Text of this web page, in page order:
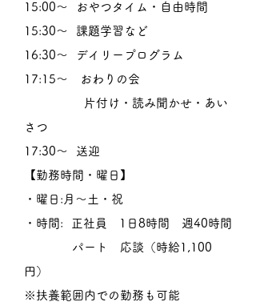
15:00〜 おやつタイム・自由時間
15:30〜 課題学習など
16:30〜 デイリープログラム
17:15〜 おわりの会
片付け・読み聞かせ・あい
さつ
17:30〜 送迎
【勤務時間・曜日】
・曜日:月〜土・祝
・時間: 正社員 1日8時間 週40時間
パート 応談（時給1,100
円）
※扶養範囲内での勤務も可能